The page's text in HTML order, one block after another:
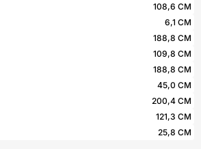
108,6 СМ
6,1 СМ
188,8 СМ
109,8 СМ
188,8 СМ
45,0 СМ
200,4 СМ
121,3 СМ
25,8 СМ